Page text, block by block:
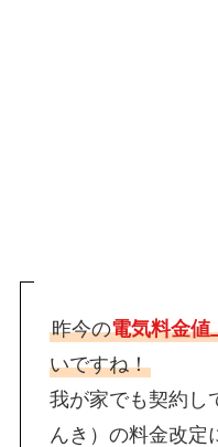
昨今の電気料金値
いですね！
我が家でも契約し
んき）の料金改定